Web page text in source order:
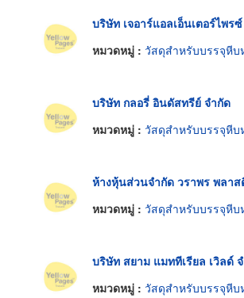
บริษัท เจอาร์แอลเอ็นเตอร์ไพร
หมวดหมู่ : วัสดุสำหรับบรรจุหีบ
บริษัท กลอรี่ อินดัสทรีย์ จำกัด
หมวดหมู่ : วัสดุสำหรับบรรจุหีบ
ห้างหุ้นส่วนจำกัด วราพร พลาส
หมวดหมู่ : วัสดุสำหรับบรรจุหีบ
บริษัท สยาม แมททีเรียล เวิลด์
หมวดหมู่ : วัสดุสำหรับบรรจุหีบ